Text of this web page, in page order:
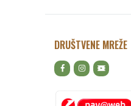
DRUŠTVENE MREŽE